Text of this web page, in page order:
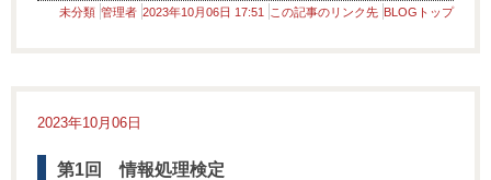
未分類 管理者 2023年10月06日 17:51 この記事のリンク先 BLOGトップ
2023年10月06日
第1回 情報処理検定